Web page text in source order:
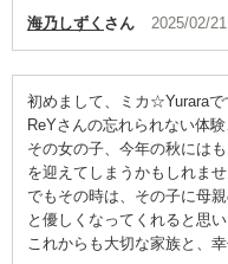
海乃しずく さん 2025/02/
初めまして、ミカ☆Yuraraで
ReYさんの忘れられない体
その女の子、今年の秋には
を迎えてしまうかもしれませ
でもその時は、その子に母
と優しくなってくれると思い
これからも大切な家族と、幸